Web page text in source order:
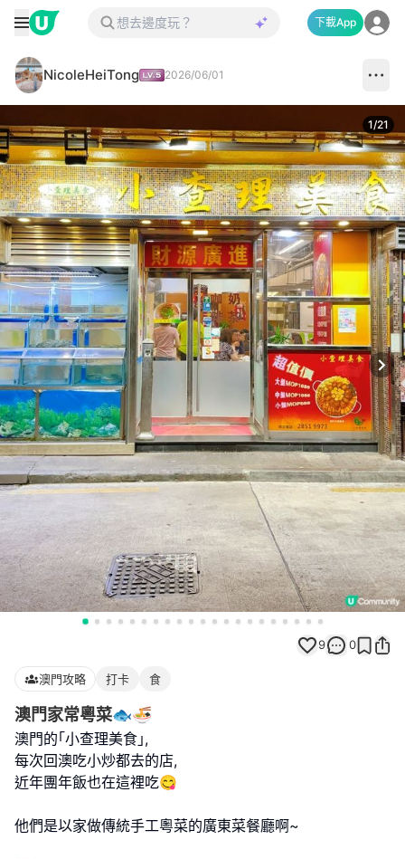
下載App
NicoleHeiTong 2026/06/01
1/21
9 0
澳門攻略 打卡 食
澳門家常粵菜🐟🍜
澳門的｢小查理美食｣,
每次回澳吃小炒都去的店,
近年團年飯也在這裡吃😋
他們是以家做傳統手工粵菜的廣東菜餐廳啊~